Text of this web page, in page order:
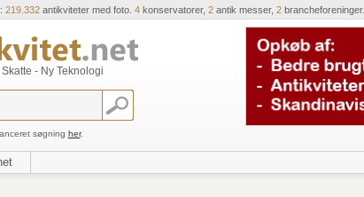
219.332antikviteter med foto. 4konservatorer, 2antik messer, 2brancheforeninger.
- Ny Teknologi
søgning her.